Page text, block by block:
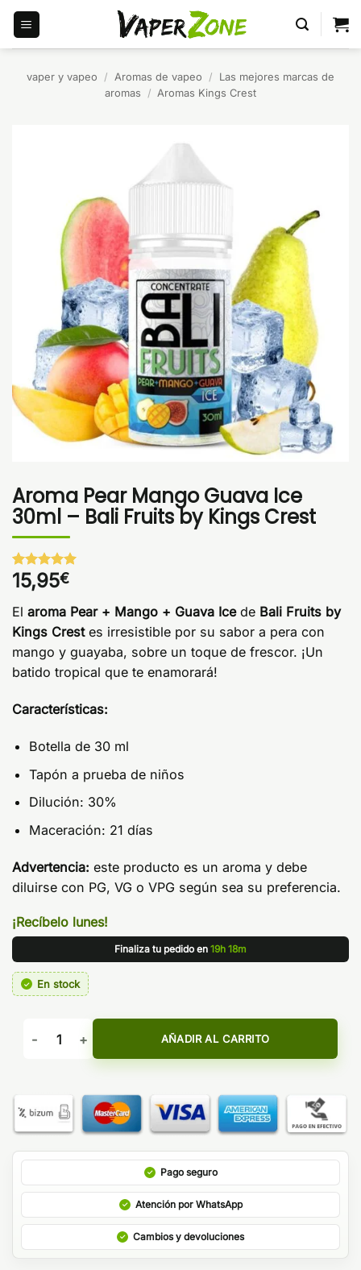
Saltar
contenido
vaper y vapeo / Aromas de vapeo /
Las mejores marcas de
aromas
/ Aromas Kings Crest
Aroma Pear Mango Guava Ice
30ml – Bali Fruits by Kings Crest
Valorado
con 5de 5
1
valoración
de un
cliente
15,95€
El aroma Pear + Mango + Guava Ice de Bali Fruits by
Kings Crestes irresistible por su sabor a pera con
mango y guayaba, sobre un toque de frescor. ¡Un
batido tropical que te enamorará!
Características:
Botella de 30 ml
Tapón a prueba de niños
Dilución: 30%
Maceración: 21 días
Advertencia: este producto es un aroma y debe
diluirse con PG, VG o VPG según sea su preferencia.
¡Recíbelo lunes!
Finaliza tu pedido en 19h 18m
En stock
Aroma Pear Mango Guava Ice 30ml - Bali Fruits by Kings
AÑADIR AL CARRITO
Pago seguro
Atención por WhatsApp
Cambios y devoluciones